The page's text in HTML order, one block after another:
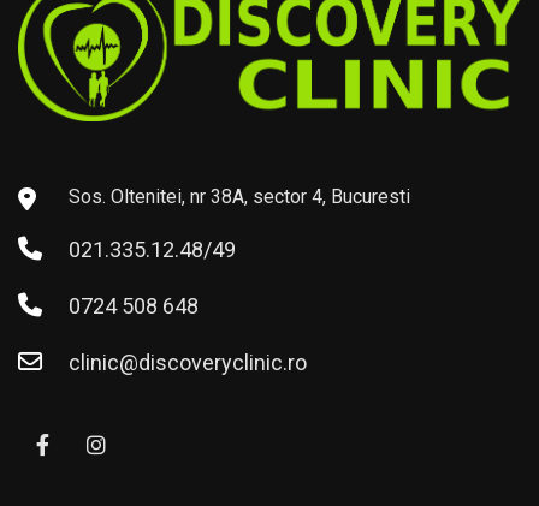
Sos. Oltenitei, nr 38A, sector 4, Bucuresti
021.335.12.48/49
0724 508 648
clinic@discoveryclinic.ro